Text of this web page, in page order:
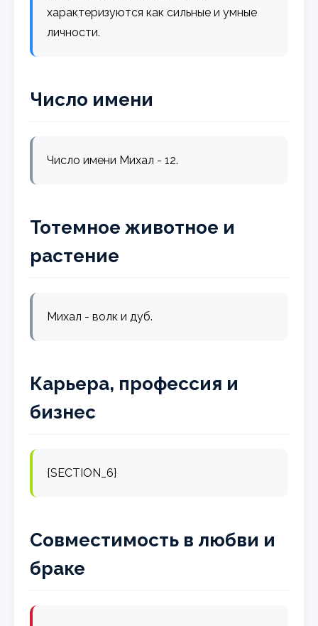
характеризуются как сильные и умные
личности.
Число имени
Число имени Михал - 12.
Тотемное животное и
растение
Михал - волк и дуб.
Карьера, профессия и
бизнес
{SECTION_6}
Совместимость в любви и
браке